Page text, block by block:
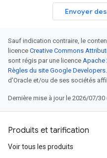
Envoyer
Sauf indication contraire, le
licence Creative Commons
sont régis par une licence Apache
Règles du site Google Developers
d'Oracle et/ou de ses sociétés
Dernière mise à jour le 2026/07/30
Produits et tarification
Voir tous les produits